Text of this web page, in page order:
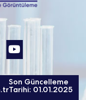
Son Güncelleme
Tarihi: 01.01.2025